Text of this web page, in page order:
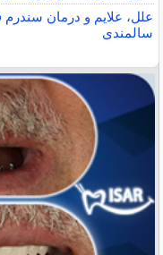
علل، علایم و درمان سندرم
سالمندی